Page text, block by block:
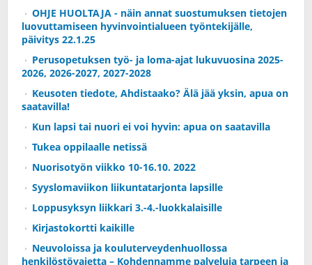
OHJE HUOLTAJA - näin annat suostumuksen tietojen
luovuttamiseen hyvinvointialueen työntekijälle,
päivitys 22.1.25
Perusopetuksen työ- ja loma-ajat lukuvuosina 2025-
2026, 2026-2027, 2027-2028
Keusoten tiedote, Ahdistaako? Älä jää yksin, apua on
saatavilla!
Kun lapsi tai nuori ei voi hyvin: apua on saatavilla
Tukea oppilaalle netissä
Nuorisotyön viikko 10-16.10. 2022
Syyslomaviikon liikuntatarjonta lapsille
Loppusyksyn liikkari 3.-4.-luokkalaisille
Kirjastokortti kaikille
Neuvoloissa ja kouluterveydenhuollossa
henkilöstövajetta – Kohdennamme palveluja tarpeen ja